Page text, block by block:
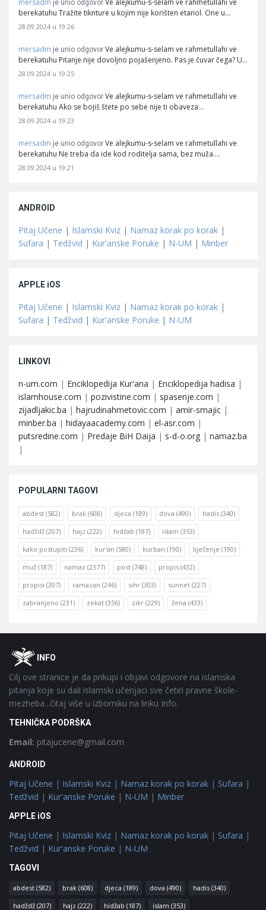
mersadm je unio odgovor Ve alejkumu-s-selam ve rahmetullahi ve
berekatuhu Tražite tiknture u kojim nije korišten etanol. One u…
28.09.2024 u 19:26
mersadm je unio odgovor Ve alejkumu-s-selam ve rahmetullahi ve
berekatuhu Pitanje nije dovoljno pojašenjeno. Pas je čuvar čega? U…
28.09.2024 u 19:25
mersadm je unio odgovor Ve alejkumu-s-selam ve rahmetullahi ve
berekatuhu Ako se bojiš štete po sebe nije ti obaveza…
28.09.2024 u 19:23
mersadm je unio odgovor Ve alejkumu-s-selam ve rahmetullahi ve
berekatuhu Ne treba da ide kod roditelja sama, bez muža.…
28.09.2024 u 19:21
ANDROID
Pitaj Učene | Islamski Kviz | Namaz korak po korak |
Sufara | Tedžvid | Kur'anske Poruke | N-UM | Minber
APPLE iOS
Pitaj Učene | Islamski Kviz | Namaz korak po korak |
Sufara | Tedžvid | Kur'anske Poruke | N-UM
LINKOVI
n-um.com | Enciklopedija Kur'ana | Enciklopedija hadisa |
islamhouse.com | pozivistine.com | spasenje.com |
zijadljakic.ba | hajrudinahmetovic.com | amir-smajic |
minber.ba | hidayaacademy.com | el-asr.com |
putsredine.com | Predaje BiH Daija | s-d-o.org | namaz.ba
|
POPULARNI TAGOVI
abdest (582) brak (608) djeca (189) dova (490) hadis (340)
hadždž (207) hajz (222) hidžab (187) islam (353)
kako postupiti (236) kur'an (580) kurban (190) liječenje (190)
muž (187) namaz (2377) post (748) propis (432)
propisi (207) ramazan (246) sihr (303) sunnet (227)
zabranjeno (231) zekat (356) zikr (229) žena (433)
FooterOINFO
Cilj ove stranice je da prikupi i objavi odgovore na islamska
pitanja koje su dali islamski učenjaci sve četiri pravne škole-
mezheba...čitaj više u izborniku na linku Info.
TEHNIČKA PODRŠKA
Email: pitajucene@gmail.com
ANDROID
Pitaj Učene | Islamski Kviz | Namaz korak po korak | Sufara |
Tedžvid | Kur'anske Poruke | N-UM | Minber
APPLE iOS
Pitaj Učene | Islamski Kviz | Namaz korak po korak | Sufara |
Tedžvid | Kur'anske Poruke | N-UM
TAGOVI
abdest (582) brak (608) djeca (189) dova (490) hadis (340)
hadždž (207) hajz (222) hidžab (187) islam (353)